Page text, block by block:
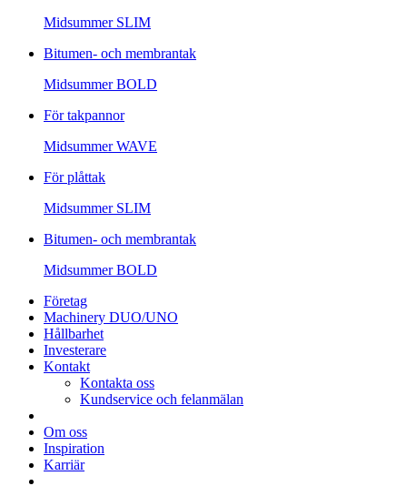
Midsummer SLIM
Bitumen- och membrantak
MidsummerBOLD
För takpannor
MidsummerWAVE
För plåttak
Midsummer SLIM
Bitumen- och membrantak
MidsummerBOLD
Företag
Machinery DUO/UNO
Hållbarhet
Investerare
Kontakt
Kontakta oss
Kundservice och felanmälan
Om oss
Inspiration
Karriär